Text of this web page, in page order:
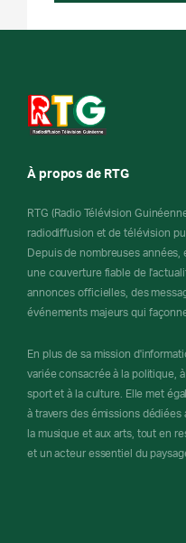
À propos de RTG
RTG (Radio Télévision
radiodiffusion et de télévision
Depuis de nombreuses
une couverture fiable de
annonces officielles, des
événements majeurs qui
En plus de sa mission
variée consacrée à la politique,
sport et à la culture. Elle met
à travers des émissions dédiées
la musique et aux arts, tout en
et un acteur essentiel du